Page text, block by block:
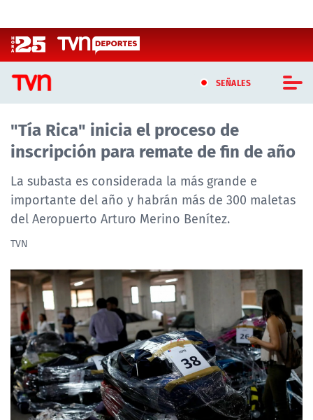
SEÑALES
CASTING MASTERCHEF CHILE
CASTING TVN VERTICAL
TVN VERTICAL
TVN PLAY
TELESERIES
NTV
ACTUALIDAD Y TENDENCIAS
CORPORATIVO Y TRANSPARENCIA
"Tía Rica" inicia el proceso de
inscripción para remate de fin de año
La subasta es considerada la más grande e
importante del año y habrán más de 300 maletas
del Aeropuerto Arturo Merino Benítez.
TVN